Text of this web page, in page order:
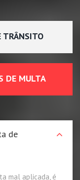
TRÂNSITO
DE MULTA
de
mal aplicada, é